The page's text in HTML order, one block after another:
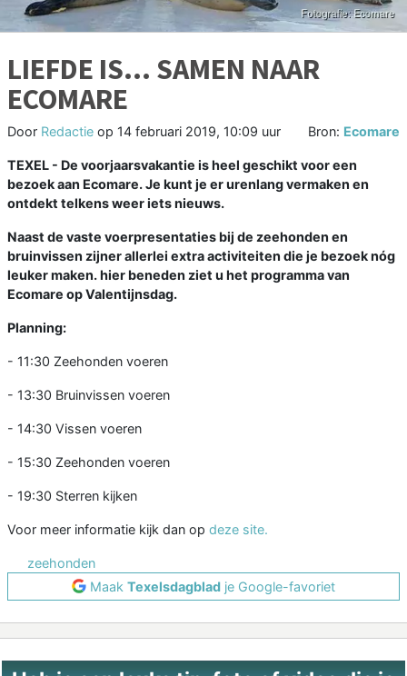
LIEFDE IS... SAMEN NAAR
ECOMARE
Door Redactie op 14 februari 2019, 10:09 uur Bron: Ecomare
TEXEL - De voorjaarsvakantie is heel geschikt voor een
bezoek aan Ecomare. Je kunt je er urenlang vermaken en
ontdekt telkens weer iets nieuws.
Naast de vaste voerpresentaties bij de zeehonden en
bruinvissen zijner allerlei extra activiteiten die je bezoek nóg
leuker maken. hier beneden ziet u het programma van
Ecomare op Valentijnsdag.
Planning:
- 11:30 Zeehonden voeren
- 13:30 Bruinvissen voeren
- 14:30 Vissen voeren
- 15:30 Zeehonden voeren
- 19:30 Sterren kijken
Voor meer informatie kijk dan op deze site.
zeehonden
Maak Texelsdagblad je Google-favoriet